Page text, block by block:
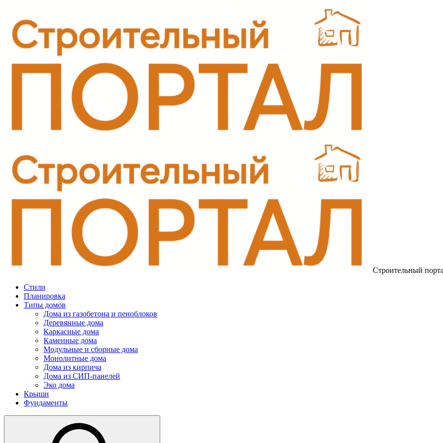
Строительный
Стили
Планировка
Типы домов
Дома из газобетона и пеноблоков
Деревянные дома
Каркасные дома
Каменные дома
Модульные и сборные дома
Монолитные дома
Дома из кирпича
Дома из СИП-панелей
Эко дома
Крыши
Фундаменты